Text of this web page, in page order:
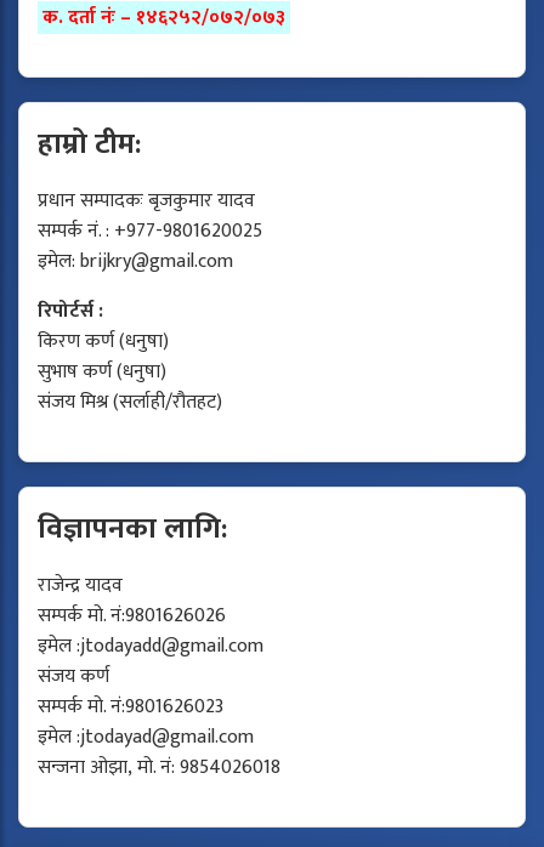
क. दर्ता नंः – १४६२५२/०७२/०७३
हाम्रो टीम:
प्रधान सम्पादकः बृजकुमार यादव
सम्पर्क नं. : +977-9801620025
इमेल:brijkry@gmail.com
रिपोर्टर्स :
किरण कर्ण (धनुषा)
सुभाष कर्ण (धनुषा)
संजय मिश्र (सर्लाही/रौतहट)
विज्ञापनका लागि:
राजेन्द्र यादव
सम्पर्क मो. नं:9801626026
इमेल :jtodayadd@gmail.com
संजय कर्ण
सम्पर्क मो. नं:9801626023
इमेल :jtodayad@gmail.com
सन्जना ओझा, मो. नं: 9854026018